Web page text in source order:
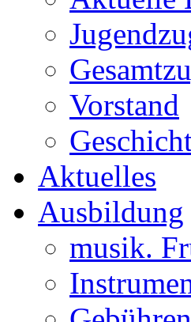
Vorstand
Aktuelles
Ausbildung
musik.